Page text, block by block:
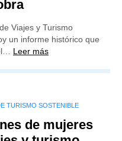
Viajes y Turismo
un informe histórico que
Leer más
TURISMO SOSTENIBLE
de mujeres